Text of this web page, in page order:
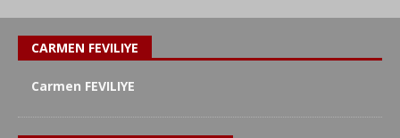
CARMEN FEVILIYE
Carmen FEVILIYE